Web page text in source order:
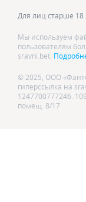
Для лиц старше 18
Мы используем
пользователям
sravni.bet.
© 2025, ООО
гиперссылка на
1247700777246.
помещ. 8/17